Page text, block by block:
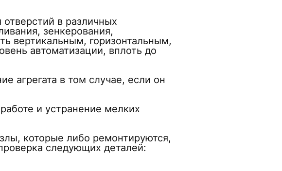
в различных
зенкерования,
вертикальным, горизонтальным,
автоматизации, вплоть до
агрегата в том случае, если он
и устранение мелких
которые либо ремонтируются,
следующих деталей: